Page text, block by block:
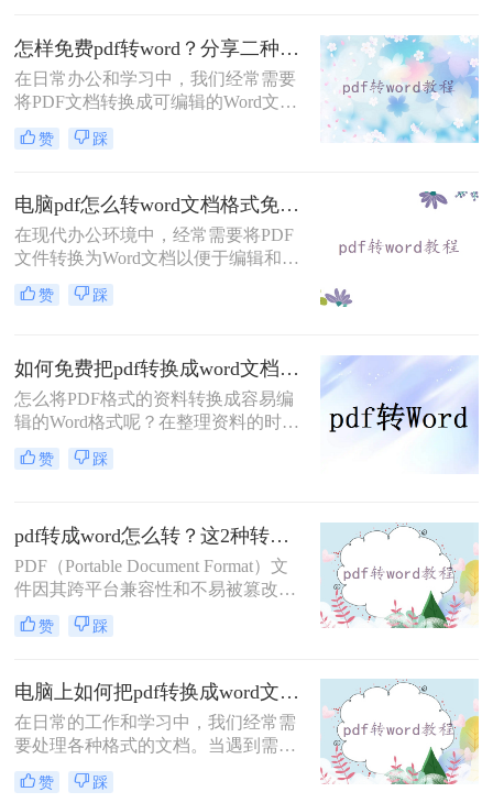
转word免费呢？本文将介绍三种免费
的PDF转Word方法。
怎样免费pdf转word？分享二种常用的转换方法！
在日常办公和学习中，我们经常需要
将PDF文档转换成可编辑的Word文
件。幸运的是，有多种免费的方法可
以实现这一目标。那么怎样免费pdf转
方法。
赞 踩
电脑pdf怎么转word文档格式免费？这2个方法了解一下！
在现代办公环境中，经常需要将PDF
文件转换为Word文档以便于编辑和修
改。对于那些希望节省成本的用户来
说，找到一种免费且有效的PDF转
将介绍两种可以免费使用的PDF转
Word的方法。
赞 踩
如何免费把pdf转换成word文档？分享二个简单方便的方法！
怎么将PDF格式的资料转换成容易编
辑的Word格式呢？在整理资料的时候
最难过的莫过于文档不能直接编辑，
不能修改里面的内容了。所以，工作
word很简单的，下面就来教会大家。
赞 踩
pdf转成word怎么转？这2种转换方法你可以轻松学会！
PDF（Portable Document Format）文
件因其跨平台兼容性和不易被篡改的
特性，在文档分享和存储中得到了广
泛应用。然而，有时我们需要对PDF
转换成Word文档。那么pdf转成word
怎么转呢？本文将介绍两种将PDF转
换成Word的方法，包括使用专业的
PDF转换软件和在线转换工具。
赞 踩
电脑上如何把pdf转换成word文档？学会这4种方法轻松完成转换！
在日常的工作和学习中，我们经常需
要处理各种格式的文档。当遇到需要
编辑或调整内容的PDF文件时，将其
转换为可编辑的Word文档就显得尤为
赞 踩